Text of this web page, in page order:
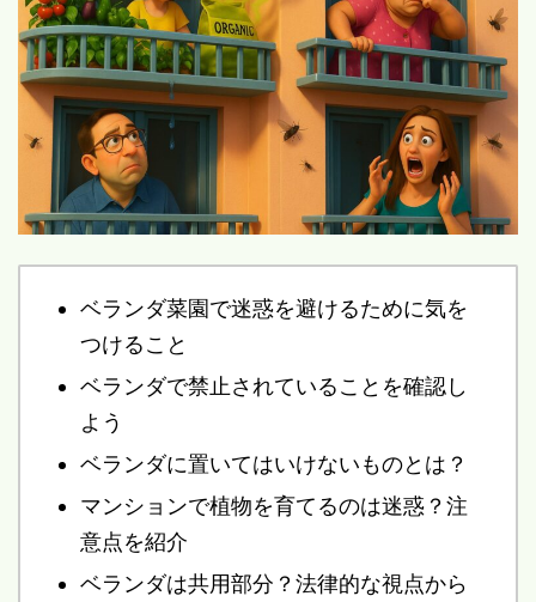
ベランダ菜園で迷惑を避けるために気を
つけること
ベランダで禁止されていることを確認し
よう
ベランダに置いてはいけないものとは？
マンションで植物を育てるのは迷惑？注
意点を紹介
ベランダは共用部分？法律的な視点から